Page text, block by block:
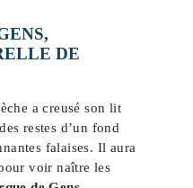
DE
a creusé son lit
restes d’un fond
falaises. Il aura
voir naître les